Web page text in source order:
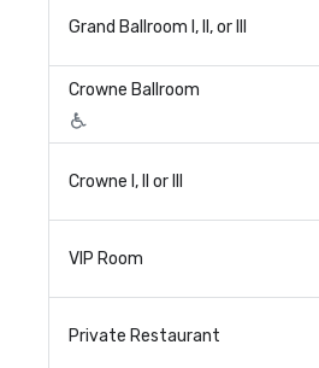
Grand Ballroom I, II, or III
Crowne Ballroom
Crowne I, II or III
VIP Room
Private Restaurant